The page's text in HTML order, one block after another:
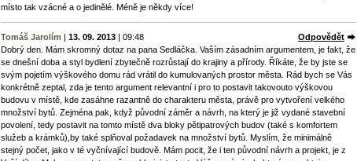
místo tak vzácné a o jedinělé. Méně je někdy více!
Tomáš Jarolím | 13. 09. 2013 | 09:48
Odpovědět
Dobrý den. Mám skromný dotaz na pana Sedláčka. Vaším zásadním argumentem, je fakt, že
se dnešní doba a styl bydlení zbytečně rozrůstají do krajiny a přírody. Říkáte, že by jste se
svým pojetím výškového domu rád vrátil do kumulovaných prostor města. Rád bych se Vás
konkrétně zeptal, zda je tento argument relevantní i pro to postavit takovouto výškovou
budovu v místě, kde zasáhne razantně do charakteru města, právě pro vytvoření velkého
množství bytů. Zejména pak, když původní záměr a návrh, na který je již vydané stavební
povolení, tedy postavit na tomto místě dva bloky pětipatrových budov (také s komfortem
služeb a krámků),by také splňoval požadavek na množství bytů. Myslím, že minimálně
stejný počet, jako v té vyčnívající budově. Mám pocit, že i ten původní návrh a projekt, je z